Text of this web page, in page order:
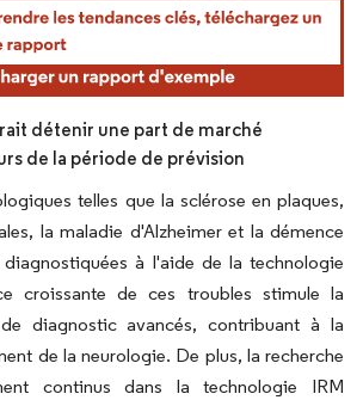
détenir une part de marché
de la période de prévision
telles que la sclérose en plaques,
la maladie d'Alzheimer et la démence
à l'aide de la technologie
croissante de ces troubles stimule la
diagnostic avancés, contribuant à la
de la neurologie. De plus, la recherche
continus dans la technologie IRM